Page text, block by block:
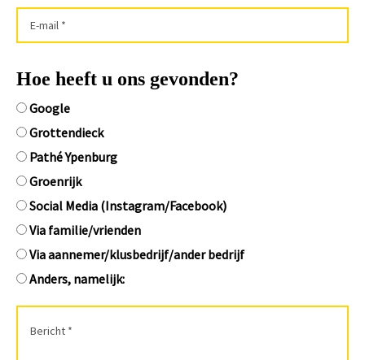
Hoe heeft u ons gevonden?
Google
Grottendieck
Pathé Ypenburg
Groenrijk
Social Media (Instagram/Facebook)
Via familie/vrienden
Via aannemer/klusbedrijf/ander bedrijf
Anders, namelijk: